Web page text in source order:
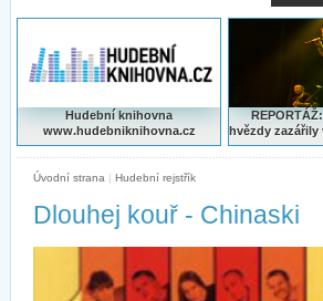
Hudební knihovna
www.hudebniknihovna.cz
hvězdy zazářily
Úvodní strana | Hudební rejstřík
Dlouhej kouř - Chinaski